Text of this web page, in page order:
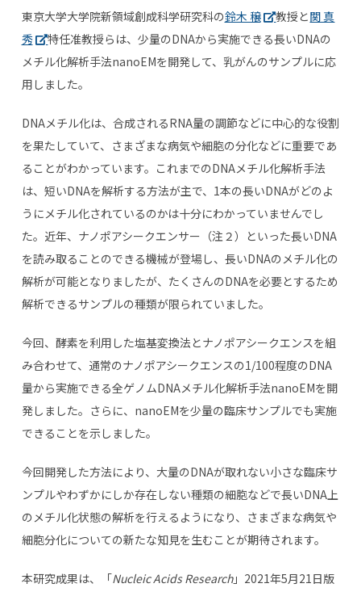
東京大学大学院新領域創成科学研究科の鈴木 穣 教授と関 真
秀
特任准教授らは、少量のDNAから実施できる長いDNAの
メチル化解析手法nanoEMを開発して、乳がんのサンプルに応
用しました。
DNAメチル化は、合成されるRNA量の調節などに中心的な役割
を果たしていて、さまざまな病気や細胞の分化などに重要であ
ることがわかっています。これまでのDNAメチル化解析手法
は、短いDNAを解析する方法が主で、1本の長いDNAがどのよ
うにメチル化されているのかは十分にわかっていませんでし
た。近年、ナノポアシークエンサー（注２）といった長いDNA
を読み取ることのできる機械が登場し、長いDNAのメチル化の
解析が可能となりましたが、たくさんのDNAを必要とするため
解析できるサンプルの種類が限られていました。
今回、酵素を利用した塩基変換法とナノポアシークエンスを組
み合わせて、通常のナノポアシークエンスの1/100程度のDNA
量から実施できる全ゲノムDNAメチル化解析手法nanoEMを開
発しました。さらに、nanoEMを少量の臨床サンプルでも実施
できることを示しました。
今回開発した方法により、大量のDNAが取れない小さな臨床サ
ンプルやわずかにしか存在しない種類の細胞などで長いDNA上
のメチル化状態の解析を行えるようになり、さまざまな病気や
細胞分化についての新たな知見を生むことが期待されます。
本研究成果は、「Nucleic Acids Research」2021年5月21日版